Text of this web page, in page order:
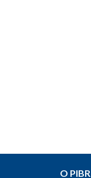
O PIBR